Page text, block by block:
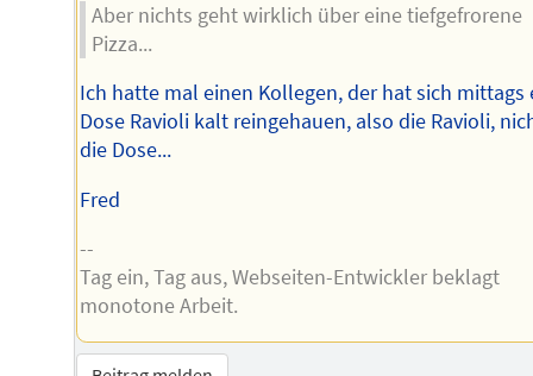
Aber nichts geht wirklich über eine tiefgefrorene
Pizza...
Ich hatte mal einen Kollegen, der hat sich mittags
Dose Ravioli kalt reingehauen, also die Ravioli,
die Dose...
Fred
--
Tag ein, Tag aus, Webseiten-Entwickler beklagt
monotone Arbeit.